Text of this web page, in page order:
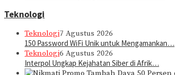
Teknologi
Teknologi7 Agustus 2026
150 Password WiFi Unik untuk Mengamankan…
Teknologi6 Agustus 2026
Interpol Ungkap Kejahatan Siber di Afrik…